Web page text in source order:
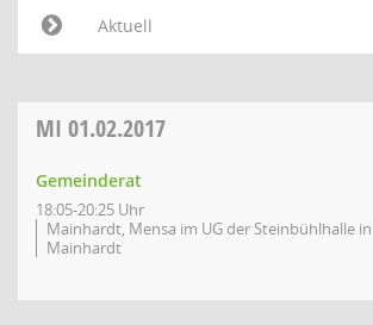
Aktuell
MI 01.02.2017
Gemeinderat
18:05-20:25 Uhr
Mainhardt, Mensa im UG der Steinbühlhalle in
Mainhardt